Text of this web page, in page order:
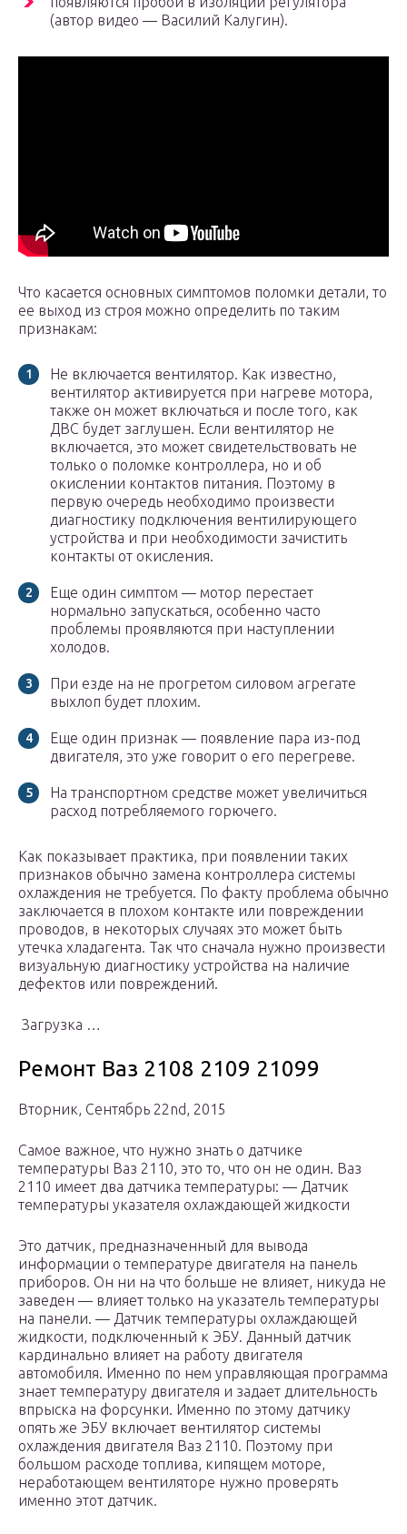
(автор видео — Василий Калугин).
Что касается основных симптомов поломки детали, то
ее выход из строя можно определить по таким
признакам:
Не включается вентилятор. Как известно,
вентилятор активируется при нагреве мотора,
также он может включаться и после того, как
ДВС будет заглушен. Если вентилятор не
включается, это может свидетельствовать не
только о поломке контроллера, но и об
окислении контактов питания. Поэтому в
первую очередь необходимо произвести
диагностику подключения вентилирующего
устройства и при необходимости зачистить
контакты от окисления.
Еще один симптом — мотор перестает
нормально запускаться, особенно часто
проблемы проявляются при наступлении
холодов.
При езде на не прогретом силовом агрегате
выхлоп будет плохим.
Еще один признак — появление пара из-под
двигателя, это уже говорит о его перегреве.
На транспортном средстве может увеличиться
расход потребляемого горючего.
Как показывает практика, при появлении таких
признаков обычно замена контроллера системы
охлаждения не требуется. По факту проблема обычно
заключается в плохом контакте или повреждении
проводов, в некоторых случаях это может быть
утечка хладагента. Так что сначала нужно произвести
визуальную диагностику устройства на наличие
дефектов или повреждений.
Загрузка …
Ремонт Ваз 2108 2109 21099
Вторник, Сентябрь 22nd, 2015
Самое важное, что нужно знать о датчике
температуры Ваз 2110, это то, что он не один. Ваз
2110 имеет два датчика температуры: — Датчик
температуры указателя охлаждающей жидкости
Это датчик, предназначенный для вывода
информации о температуре двигателя на панель
приборов. Он ни на что больше не влияет, никуда не
заведен — влияет только на указатель температуры
на панели. — Датчик температуры охлаждающей
жидкости, подключенный к ЭБУ. Данный датчик
кардинально влияет на работу двигателя
автомобиля. Именно по нем управляющая программа
знает температуру двигателя и задает длительность
впрыска на форсунки. Именно по этому датчику
опять же ЭБУ включает вентилятор системы
охлаждения двигателя Ваз 2110. Поэтому при
большом расходе топлива, кипящем моторе,
неработающем вентиляторе нужно проверять
именно этот датчик.